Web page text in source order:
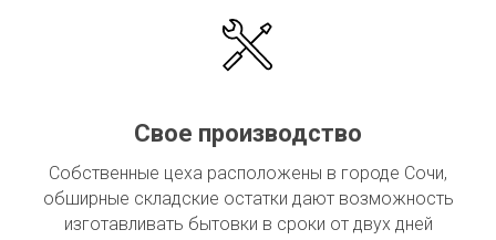
Свое производство
Собственные цеха расположены в городе Сочи,
обширные складские остатки дают возможность
изготавливать бытовки в сроки от двух дней